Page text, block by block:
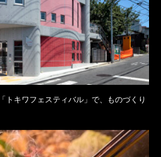
トキワフェスティバル」で、ものづくり